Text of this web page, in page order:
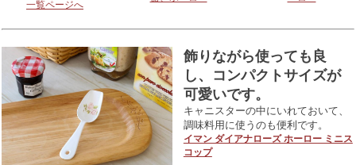
一覧ページへ
飾りながら使っても良
し、コンパクトサイズが
可愛いです。
キャニスターの中にいれておいて、
調味料用に使うのも便利です。
イマン ダイアナローズ ホーロー ミニス
コップ